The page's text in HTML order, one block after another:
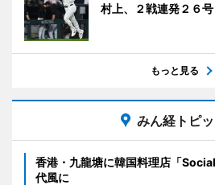
村上、２戦連発２６
もっと見る
みん経トピ
香港・九龍塘に韓国料理店「
代風に